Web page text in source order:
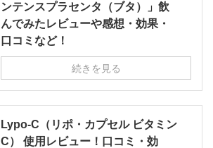
ンテンスプラセンタ（ブタ）」飲
んでみたレビューや感想・効果・
口コミなど！
続きを見る
Lypo-C（リポ・カプセル ビタミン
C） 使用レビュー！口コミ・効